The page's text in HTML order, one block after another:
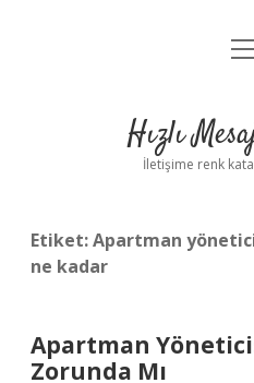
Yasal
Hızlı
İletişime renk
Etiket:Apartman
ne kadar
Apartman
Zorunda Mı